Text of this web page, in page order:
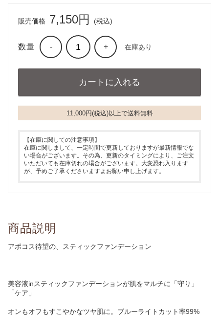
販売価格 7,150円 (税込)
数量 - + 在庫あり
11,000円(税込)以上で送料無料
【在庫に関しての注意事項】
在庫に関しまして、一定時間で更新しておりますが最新情報でな
い場合がございます。その為、更新のタイミングにより、ご注文
いただいても在庫切れの場合がございます。大変恐れ入ります
が、予めご了承くださいますよお願い申し上げます。
商品説明
アポコス待望の、スティックファンデーション
美容液inスティックファンデーションが肌をマルチに「守り」
「ケア」
オンもオフもすこやかなツヤ肌に。ブルーライトカット率99%